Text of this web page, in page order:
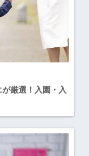
が厳選！入園・入